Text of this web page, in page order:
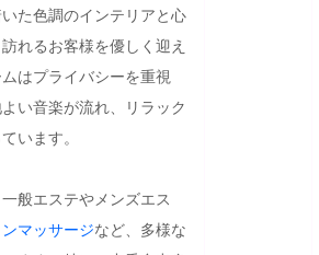
た色調のインテリアと心
れるお客様を優しく迎え
ムはプライバシーを重視
い音楽が流れ、リラック
います。
一般エステやメンズエス
マッサージなど、多様な